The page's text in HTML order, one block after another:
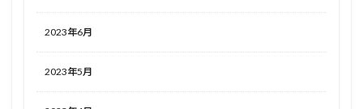
2023年6月
2023年5月